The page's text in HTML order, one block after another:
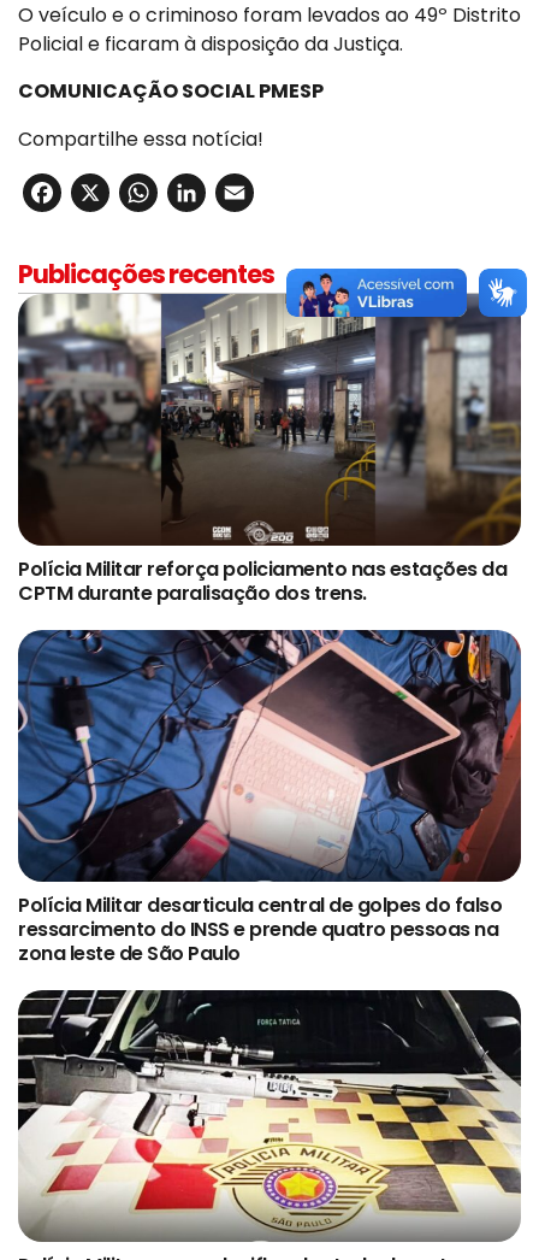
O veículo e o criminoso foram levados ao 49º Distrito
Policial e ficaram à disposição da Justiça.
COMUNICAÇÃO SOCIAL PMESP
Compartilhe essa notícia!
Facebook
X WhatsApp
LinkedIn
Publicações recentes
Polícia Militar reforça policiamento nas estações da
CPTM durante paralisação dos trens.
Polícia Militar desarticula central de golpes do falso
ressarcimento do INSS e prende quatro pessoas na
zona leste de São Paulo